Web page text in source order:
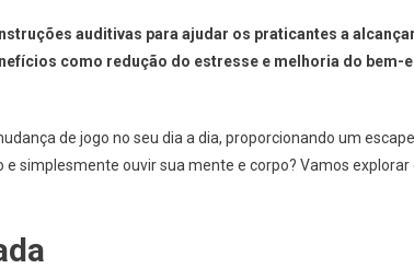
auditivas para ajudar os praticantes a
como redução do estresse e melhoria do bem-
de jogo no seu dia a dia, proporcionando um escape
simplesmente ouvir sua mente e corpo? Vamos explorar